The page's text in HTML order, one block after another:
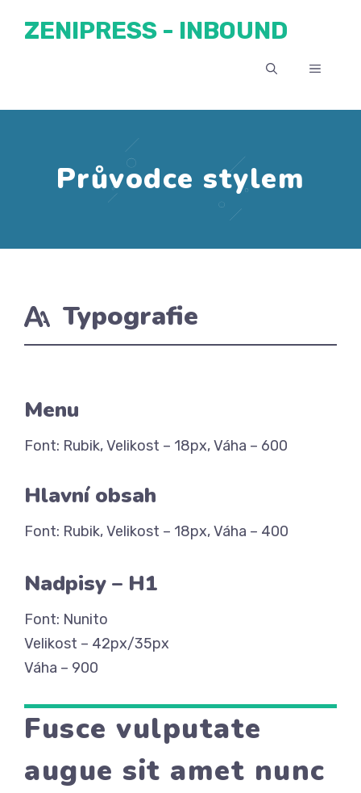
ZENIPRESS - INBOUND
MENU
Průvodce stylem
Typografie
Menu
Font: Rubik, Velikost – 18px, Váha – 600
Hlavní obsah
Font: Rubik, Velikost – 18px, Váha – 400
Nadpisy – H1
Font: Nunito
Velikost – 42px/35px
Váha – 900
Fusce vulputate
augue sit amet nunc